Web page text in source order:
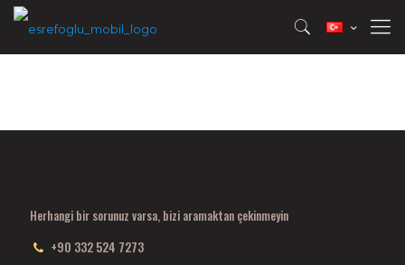
Herhangi bir sorunuz varsa, bizi aramaktan çekinmeyin
+90 332 524 7273